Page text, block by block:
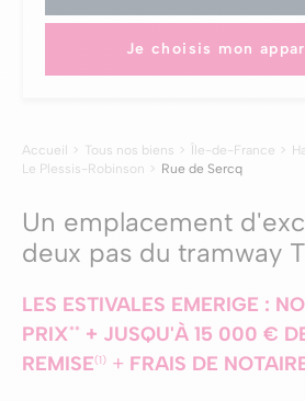
Je choisis mon
Accueil Tous nos biens Île-de-France
Le Plessis-Robinson
Rue de Sercq
Un emplacement
deux pas du tramway
LES ESTIVALES EMERIGE :
PRIX** + JUSQU'À 15 000 €
REMISE(1) + FRAIS DE